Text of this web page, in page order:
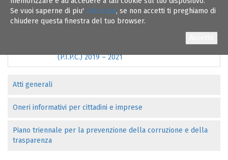
Se vuoi saperne di piu' clicca qui, se non accetti ti preghiamo di
chiudere questa finestra del tuo browser.
30/01/2020
Piano triennale di prevenzione della corruzione
Piano triennale di prevenzione della corruzione
(P.T.P.C.) 2019 – 2021
Atti generali
Oneri informativi per cittadini e imprese
Piano triennale per la prevenzione della corruzione e della
trasparenza